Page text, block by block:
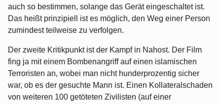
auch so bestimmen, solange das Gerät eingeschaltet ist.
Das heißt prinzipiell ist es möglich, den Weg einer Person
zumindest teilweise zu verfolgen.
Der zweite Kritikpunkt ist der Kampf in Nahost. Der Film
fing ja mit einem Bombenangriff auf einen islamischen
Terroristen an, wobei man nicht hunderprozentig sicher
war, ob es der gesuchte Mann ist. Einen Kollateralschaden
von weiteren 100 getöteten Zivilisten (auf einer